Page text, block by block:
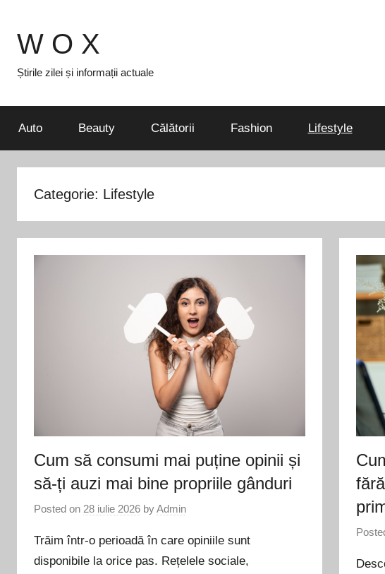
content
W O X
Știrile zilei și informații actuale
Auto Beauty Călătorii Fashion Lifestyle
Categorie: Lifestyle
Cum să consumi mai puține opinii și
să-ți auzi mai bine propriile gânduri
Posted on 28 iulie 2026 byAdmin
Trăim într-o perioadă în care opiniile sunt
disponibile la orice pas. Rețelele sociale,